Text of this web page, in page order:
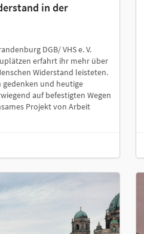
in der
DGB/ VHS e. V.
erfahrt ihr mehr über
Widerstand leisteten.
und heutige
auf befestigten Wegen
Projekt von Arbeit